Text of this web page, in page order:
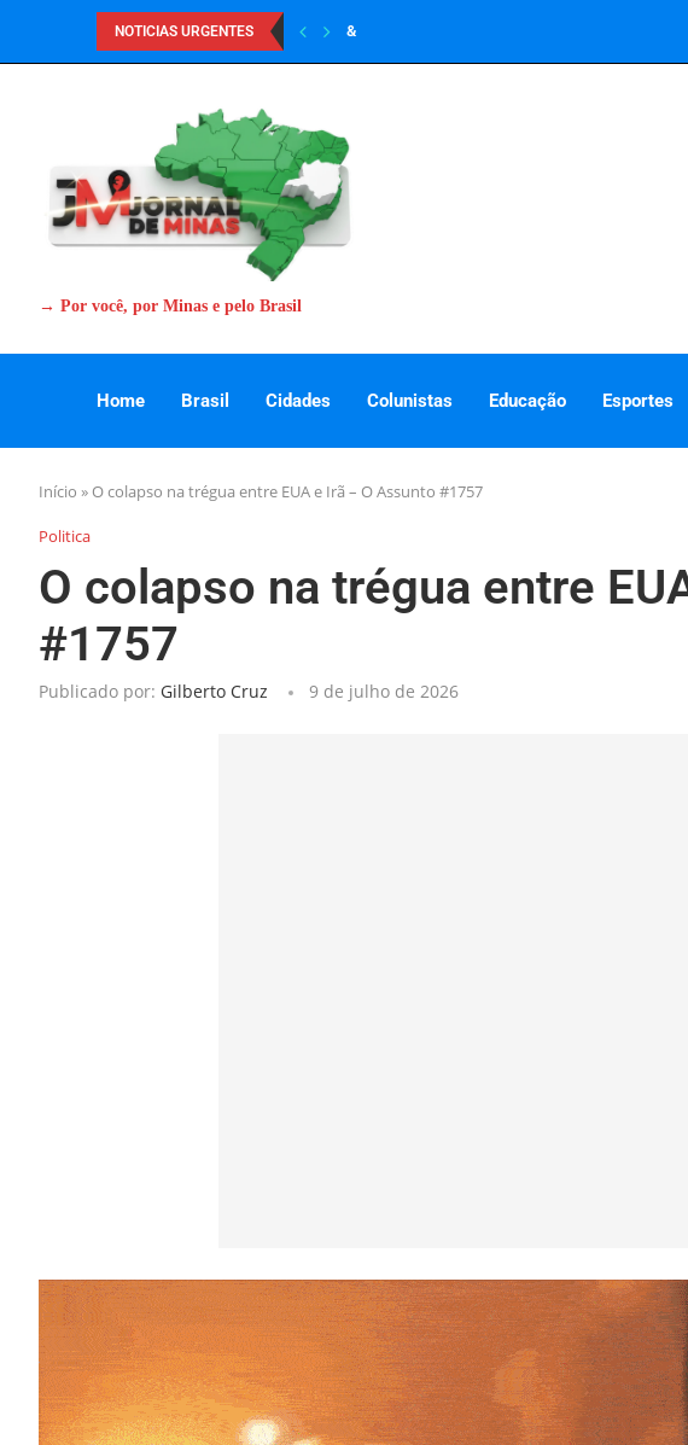
NOTICIAS URGENTES &
→ Por você, por Minas e pelo Brasil
Home Brasil Cidades Colunistas Educação Esportes
Início » O colapso na trégua entre EUA e Irã – O Assunto #1757
Politica
O colapso na trégua entre
#1757
Publicado por: Gilberto Cruz 9 de julho de 2026